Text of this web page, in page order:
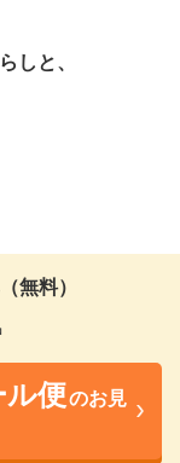
しと、
無料）
ル便のお見